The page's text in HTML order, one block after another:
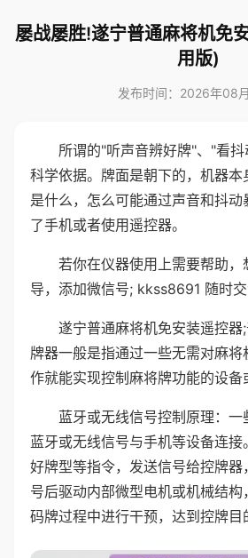
屡战屡胜!遂宁普通麻将机免
用版)
发布时间：2026年08
所谓的"听声音辨好牌"、"看
科学依据。牌面是朝下的，机器
是什么，怎么可能通过声音和抖
了手机或者使用遥控器。
若你在仪器使用上需要帮助，
导，添加微信号; kkss8691 随时交
遂宁普通麻将机免安装遥控
牌器一般是指通过一些无需对麻
作就能实现控制麻将牌功能的设备
蓝牙或无线信号控制原理：一
蓝牙或无线信号与手机等设备连
好牌型等指令，发送信号给控牌
号后驱动内部微型电机或机械结构
码牌过程中进行干预，达到控牌目